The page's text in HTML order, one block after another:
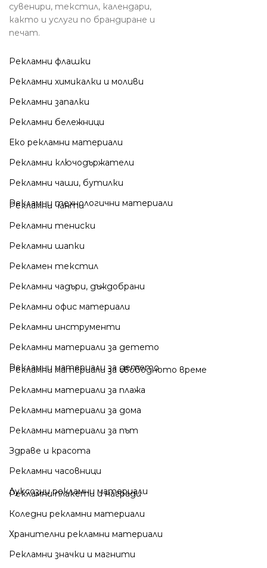
сувенири, текстил, календари,
както и услуги по брандиране и
печат.
Рекламни флашки
Рекламни химикалки и моливи
Рекламни запалки
Рекламни бележници
Еко рекламни материали
Рекламни ключодържатели
Рекламни чаши, бутилки
Рекламни технологични материали
Рекламни чанти
Рекламни тениски
Рекламни шапки
Рекламен текстил
Рекламни чадъри, дъждобрани
Рекламни офис материали
Рекламни инструменти
Рекламни материали за детето
Рекламни материали за детето
Рекламни материали за свободното време
Рекламни материали за плажа
Рекламни материали за дома
Рекламни материали за път
Здраве и красота
Рекламни часовници
Луксозни рекламни материали
Рекламни плакети и награди
Коледни рекламни материали
Хранителни рекламни материали
Рекламни значки и магнити